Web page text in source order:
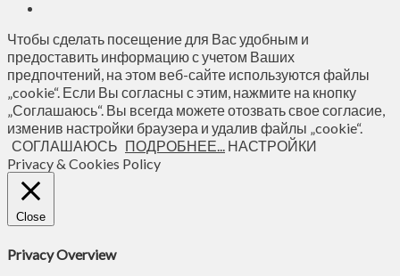
Чтобы сделать посещение для Вас удобным и
предоставить информацию с учетом Ваших
предпочтений, на этом веб-сайте используются файлы
„cookie“. Если Вы согласны с этим, нажмите на кнопку
„Соглашаюсь“. Вы всегда можете отозвать свое согласие,
изменив настройки браузера и удалив файлы „cookie“.
СОГЛАШАЮСЬ ПОДРОБНЕЕ... НАСТРОЙКИ
Privacy & Cookies Policy
Close
Privacy Overview